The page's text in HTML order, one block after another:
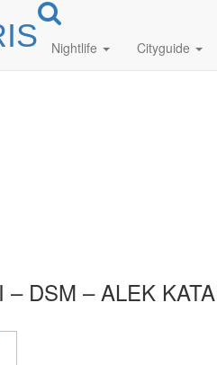
Nightlife Cityguide
DSM – ALEK